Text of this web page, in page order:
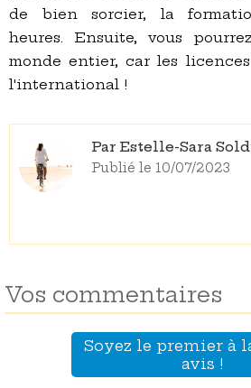
de bien sorcier, la
heures. Ensuite, vous
monde entier, car les
l'international !
Par Estelle-Sara
Publié le 10/07/2023
Vos commentaires
Soyez le premier à
avis !